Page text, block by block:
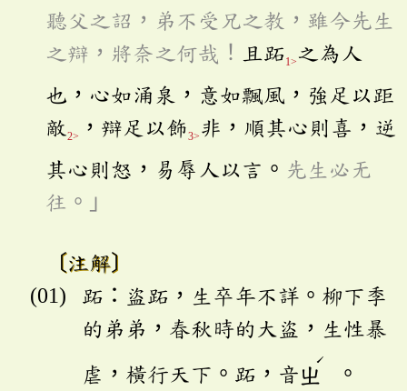
聽父之詔，弟不受兄之教，雖今先生
之辯，將奈之何哉！
且跖 1> 之為人
也，心如涌泉，意如飄風，強足以距
敵 2> ，辯足以飾3> 非，順其心則喜，逆
其心則怒，易辱人以言。 先生必无
往。」
〔注解〕
跖：盜跖，生卒年不詳。柳下季
的弟弟，春秋時的大盜，生性暴
虐，橫行天下。跖，音ㄓ
ˊ
。